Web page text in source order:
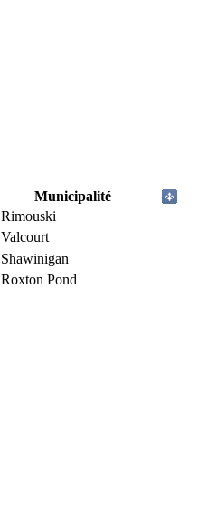
Municipalité
Rimouski
Valcourt
Shawinigan
Roxton Pond